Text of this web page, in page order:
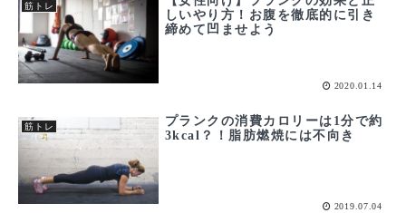
筋トレ
しいやり方！お腹を徹底的に引き
締めて凹ませよう
2020.01.14
筋トレ
プランクの消費カロリーは1分で約
3kcal？！脂肪燃焼には不向き
2019.07.04